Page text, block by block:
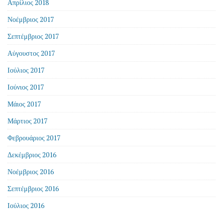
Απρίλιος 2018
Νοέμβριος 2017
Σεπτέμβριος 2017
Αύγουστος 2017
Ιούλιος 2017
Ιούνιος 2017
Μάιος 2017
Μάρτιος 2017
Φεβρουάριος 2017
Δεκέμβριος 2016
Νοέμβριος 2016
Σεπτέμβριος 2016
Ιούλιος 2016